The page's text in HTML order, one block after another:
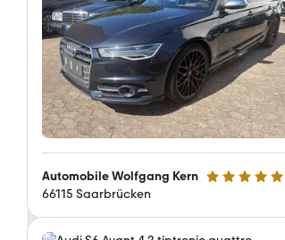
Automobile Wolfgang Kern 4.9 Sterne
66115 Saarbrücken